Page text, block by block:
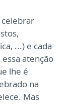
celebrar
...) e cada
atenção
lhe é
na
Mas